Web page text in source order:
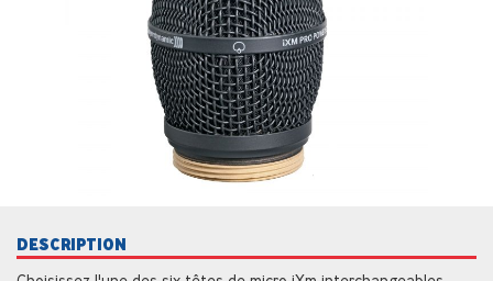
DESCRIPTION